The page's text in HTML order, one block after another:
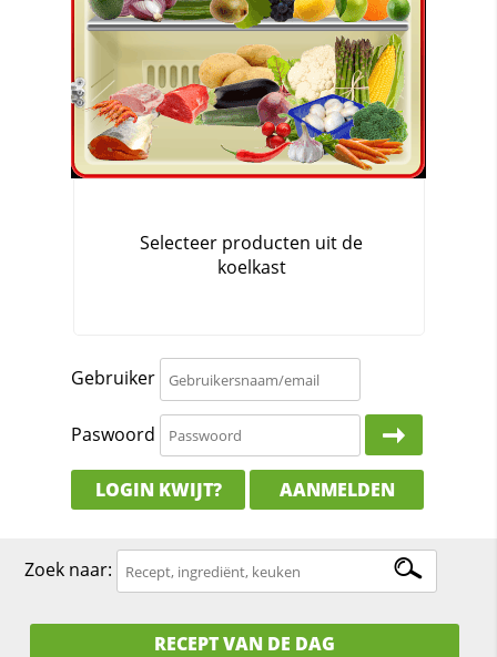
Gebruiker
Paswoord
LOGIN KWIJT? AANMELDEN
Zoek naar:
RECEPT VAN DE DAG